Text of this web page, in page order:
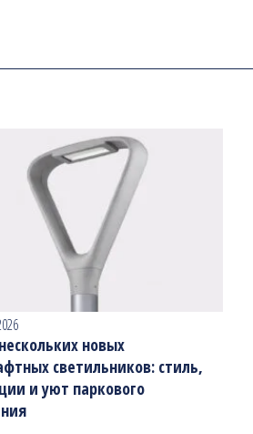
новых
светильников: стиль,
и уют паркового